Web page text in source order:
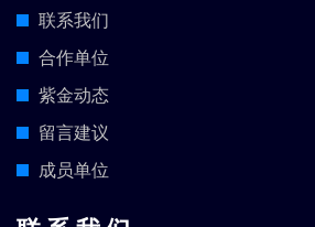
联系我们
合作单位
紫金动态
留言建议
成员单位